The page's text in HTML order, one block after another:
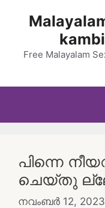
Free Malayalam
പിന്നെ
ചെയ്തു
നവംബർ 12, 2023